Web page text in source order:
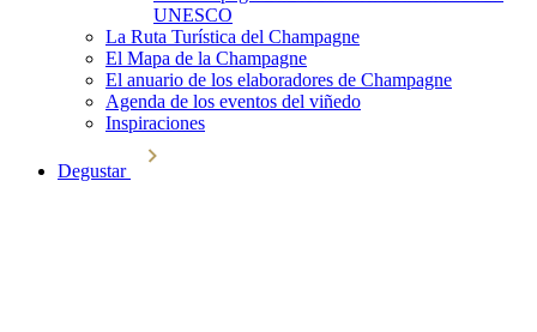
UNESCO
La Ruta Turística del Champagne
El Mapa de la Champagne
El anuario de los elaboradores de Champagne
Agenda de los eventos del viñedo
Inspiraciones
Degustar